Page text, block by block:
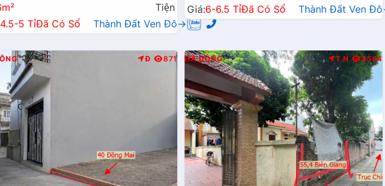
Tiện
4.5-5 TỉĐã Có Sổ Thành Đất Ven Đô→
Giá:6-6.5 TỉĐã Có Sổ Thành Đất Ven
Đ 871 HÀ ĐÔNG T.N 3564